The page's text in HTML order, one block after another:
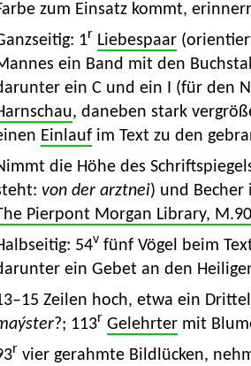
zum Einsatz kommt,
1r Liebespaar
ein Band mit den
ein C und ein I (für den
, daneben stark
Einlaufim Text zu den
die Höhe des
von der arztnei) und Becher
Pierpont Morgan Library,
54v fünf Vögel beim
ein Gebet an den
Zeilen hoch, etwa ein
?; 113r Gelehrtermit
r vier gerahmte Bildlücken,